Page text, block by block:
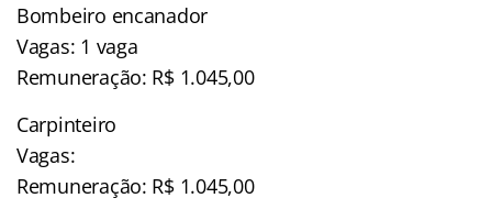
Bombeiro encanador
Vagas: 1 vaga
Remuneração: R$ 1.045,00
Carpinteiro
Vagas:
Remuneração: R$ 1.045,00